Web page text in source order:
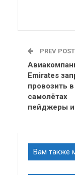
PREV POST
Emirates
провозить в
самолётах
пейджеры и
Вам также